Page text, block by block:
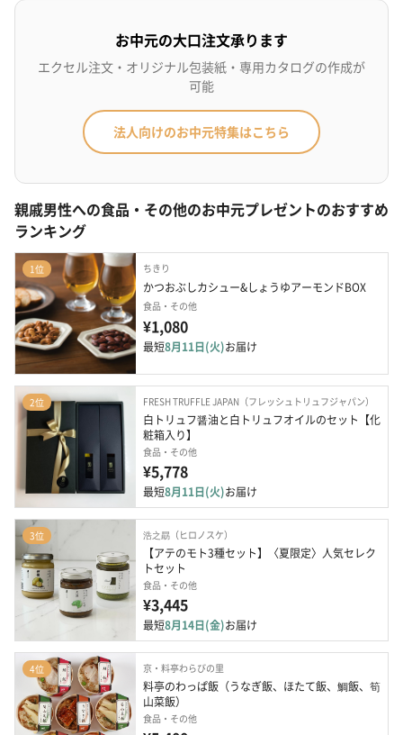
お中元の大口注文承ります
エクセル注文・オリジナル包装紙・専用カタログの作成が
可能
法人向けのお中元特集はこちら
親戚男性への食品・その他のお中元プレゼントのおすすめ
ランキング
1位 ちきり
かつおぶしカシュー&しょうゆアーモンドBOX
食品・その他
¥1,080
最短8月11日(火)お届け
2位 FRESH TRUFFLE JAPAN（フレッシュトリュフジャパン）
白トリュフ醤油と白トリュフオイルのセット【化
粧箱入り】
食品・その他
¥5,778
最短8月11日(火)お届け
3位 浩之勗（ヒロノスケ）
【アテのモト3種セット】〈夏限定〉人気セレク
トセット
食品・その他
¥3,445
最短8月14日(金)お届け
4位 京・料亭わらびの里
料亭のわっぱ飯（うなぎ飯、ほたて飯、鯛飯、筍
山菜飯）
食品・その他